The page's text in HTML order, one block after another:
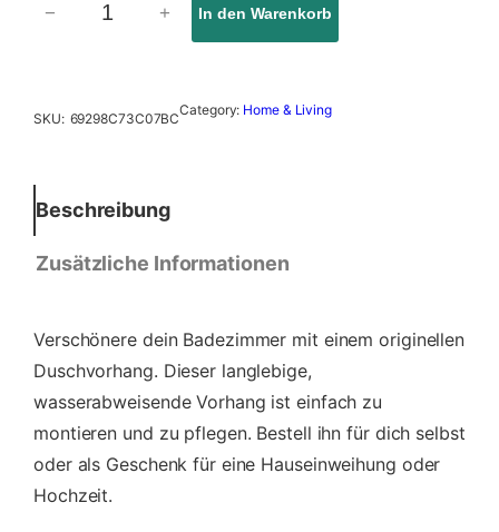
h
h
n
e
n
e
− + In den Warenkorb
SKU: 69298C73C07BC
Category: Home & Living
Beschreibung
Zusätzliche Informationen
Verschönere dein Badezimmer mit einem originellen
Duschvorhang. Dieser langlebige,
wasserabweisende Vorhang ist einfach zu
montieren und zu pflegen. Bestell ihn für dich selbst
oder als Geschenk für eine Hauseinweihung oder
Hochzeit.